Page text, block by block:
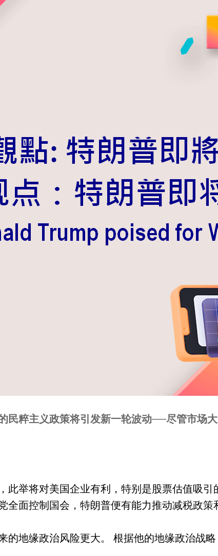
民粹主义政策将引发新一轮波动──尽管市场
举将对美国企业有利，特别是股票估值吸引
全面控制国会，特朗普便有能力推动减税政
的地缘政治风险更大。 根据他的地缘政治战